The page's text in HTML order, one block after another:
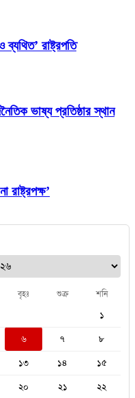
ব্যথিত’ রাষ্ট্রপতি
ভাষ্য প্রতিষ্ঠার স্থান
বৃহঃ শুক্র শনি
১
৬ ৭
৮
১৩ ১৪
১৫
২০ ২১ ২২